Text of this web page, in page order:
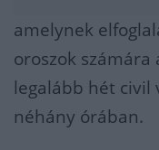
amelynek
oroszok
legalább hét civil
néhány órában.